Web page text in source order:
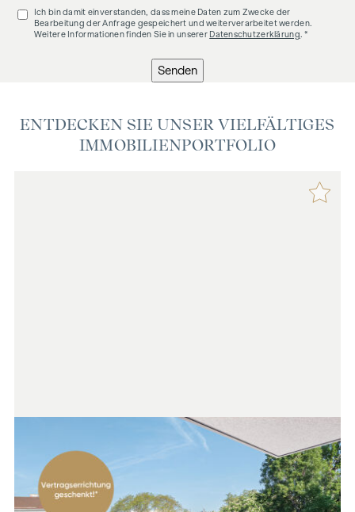
Ich bin damit einverstanden, dass meine Daten zum Zwecke der
Bearbeitung der Anfrage gespeichert und weiterverarbeitet werden.
Weitere Informationen finden Sie in unserer Datenschutzerklärung. *
Senden
ENTDECKEN SIE UNSER VIELFÄLTIGES
IMMOBILIENPORTFOLIO